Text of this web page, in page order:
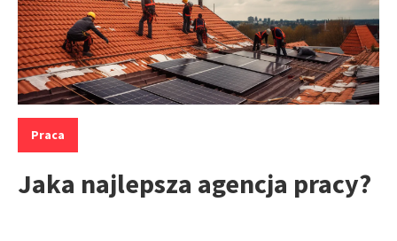
Kategorie:
Praca
Jaka najlepsza agencja pracy?